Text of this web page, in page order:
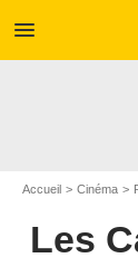
menu
Accueil Cinéma
Les